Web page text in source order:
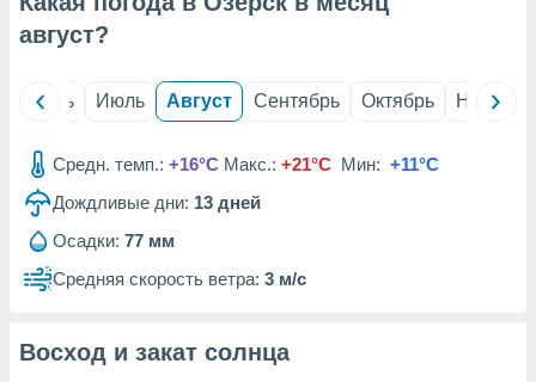
из
данных
август?
Июнь Июль Август Сентябрь Октябрь Ноябрь
Средн. темп.: +16°C Макс.: +21°C Мин: +11°C
Дождливые дни: 13 дней
Осадки: 77 мм
Средняя скорость ветра: 3 м/с
Восход и закат солнца